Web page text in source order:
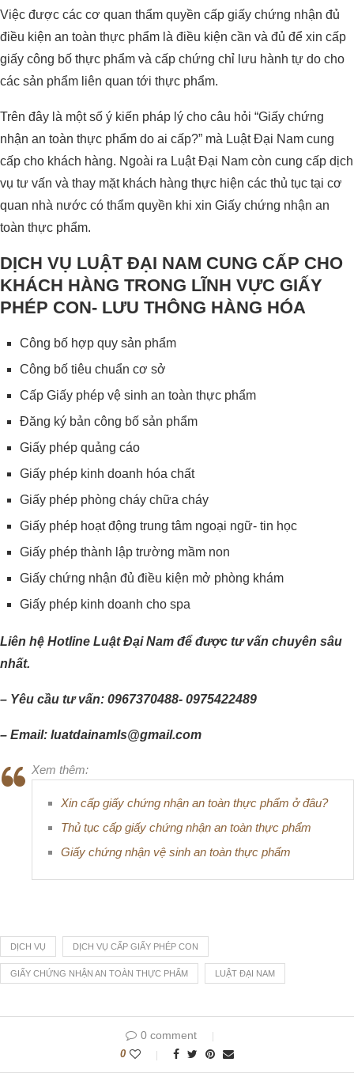
Việc được các cơ quan thẩm quyền cấp giấy chứng nhận đủ
điều kiện an toàn thực phẩm là điều kiện cần và đủ để xin cấp
giấy công bố thực phẩm và cấp chứng chỉ lưu hành tự do cho
các sản phẩm liên quan tới thực phẩm.
Trên đây là một số ý kiến pháp lý cho câu hỏi “Giấy chứng
nhận an toàn thực phẩm do ai cấp?” mà Luật Đại Nam cung
cấp cho khách hàng. Ngoài ra Luật Đại Nam còn cung cấp dịch
vụ tư vấn và thay mặt khách hàng thực hiện các thủ tục tại cơ
quan nhà nước có thẩm quyền khi xin Giấy chứng nhận an
toàn thực phẩm.
DỊCH VỤ LUẬT ĐẠI NAM CUNG CẤP CHO
KHÁCH HÀNG TRONG LĨNH VỰC GIẤY
PHÉP CON- LƯU THÔNG HÀNG HÓA
Công bố hợp quy sản phẩm
Công bố tiêu chuẩn cơ sở
Cấp Giấy phép vệ sinh an toàn thực phẩm
Đăng ký bản công bố sản phẩm
Giấy phép quảng cáo
Giấy phép kinh doanh hóa chất
Giấy phép phòng cháy chữa cháy
Giấy phép hoạt động trung tâm ngoại ngữ- tin học
Giấy phép thành lập trường mầm non
Giấy chứng nhận đủ điều kiện mở phòng khám
Giấy phép kinh doanh cho spa
Liên hệ Hotline Luật Đại Nam để được tư vấn chuyên sâu
nhất.
– Yêu cầu tư vấn: 0967370488- 0975422489
– Email: luatdainamls@gmail.com
Xem thêm:
Xin cấp giấy chứng nhận an toàn thực phẩm ở đâu?
Thủ tục cấp giấy chứng nhận an toàn thực phẩm
Giấy chứng nhận vệ sinh an toàn thực phẩm
DỊCH VỤ DỊCH VỤ CẤP GIẤY PHÉP CON
GIẤY CHỨNG NHẬN AN TOÀN THỰC PHẨM LUẬT ĐẠI NAM
0 comment
0